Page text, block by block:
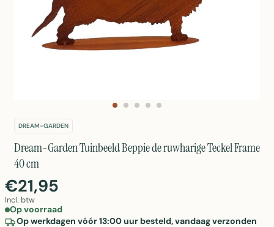
DREAM-GARDEN
Dream-Garden Tuinbeeld Beppie de ruwharige Teckel Frame
40 cm
€21,95
Incl. btw
Op voorraad
Op werkdagen vóór 13:00 uur besteld, vandaag verzonden